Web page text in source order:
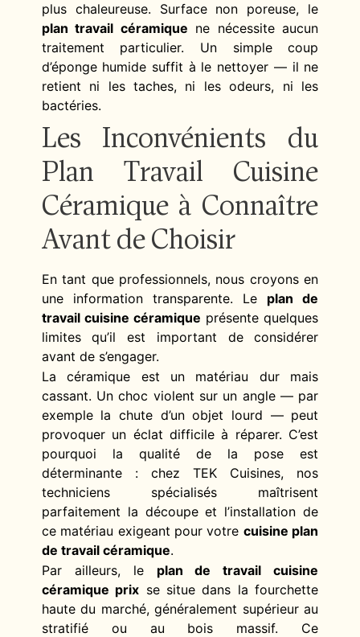
plus chaleureuse. Surface non poreuse, le
plan travail céramique ne nécessite aucun
traitement particulier. Un simple coup
d’éponge humide suffit à le nettoyer — il ne
retient ni les taches, ni les odeurs, ni les
bactéries.
Les Inconvénients du
Plan Travail Cuisine
Céramique à Connaître
Avant de Choisir
En tant que professionnels, nous croyons en
une information transparente. Le plan de
travail cuisine céramique présente quelques
limites qu’il est important de considérer
avant de s’engager.
La céramique est un matériau dur mais
cassant. Un choc violent sur un angle — par
exemple la chute d’un objet lourd — peut
provoquer un éclat difficile à réparer. C’est
pourquoi la qualité de la pose est
déterminante : chez TEK Cuisines, nos
techniciens spécialisés maîtrisent
parfaitement la découpe et l’installation de
ce matériau exigeant pour votre cuisine plan
de travail céramique.
Par ailleurs, le plan de travail cuisine
céramique prix se situe dans la fourchette
haute du marché, généralement supérieur au
stratifié ou au bois massif. Ce